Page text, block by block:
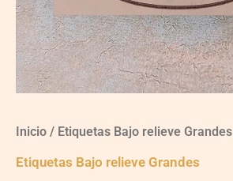
Inicio / Etiquetas Bajo relieve Grandes
Etiquetas Bajo relieve Grandes